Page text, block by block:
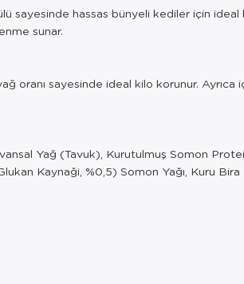
sayesinde hassas bünyeli kediler için
sunar.
oranı sayesinde ideal kilo korunur.
Yağ (Tavuk), Kurutulmuş Somon
Kaynaği, %0,5) Somon Yağı, Kuru Bira